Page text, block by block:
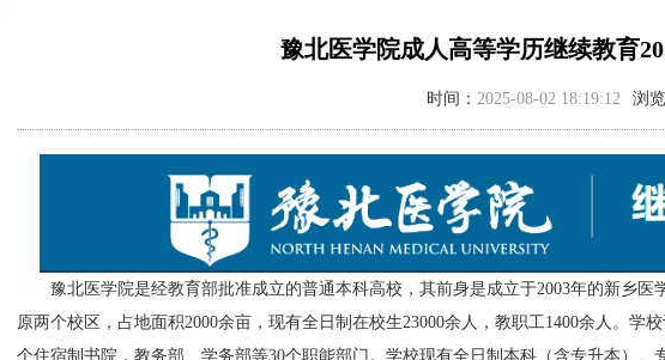
豫北医学院成人高等学历继续教育
时间： 2025-08-02 18:19:12 浏览
豫北医学院是经教育部批准成立的普通本科高校，其前身是成立于2003年的新乡
原两个校区，占地面积2000余亩，现有全日制在校生23000余人，教职工1400余人。学
个住宿制书院，教务部、学务部等30个职能部门。学校现有全日制本科（含专升本）